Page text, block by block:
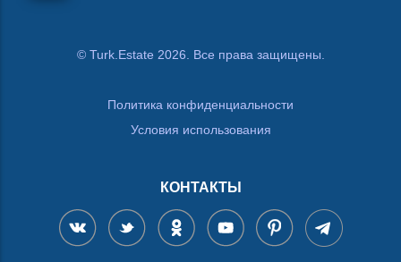
© Turk.Estate 2026. Все права защищены.
Политика конфиденциальности
Условия использования
КОНТАКТЫ